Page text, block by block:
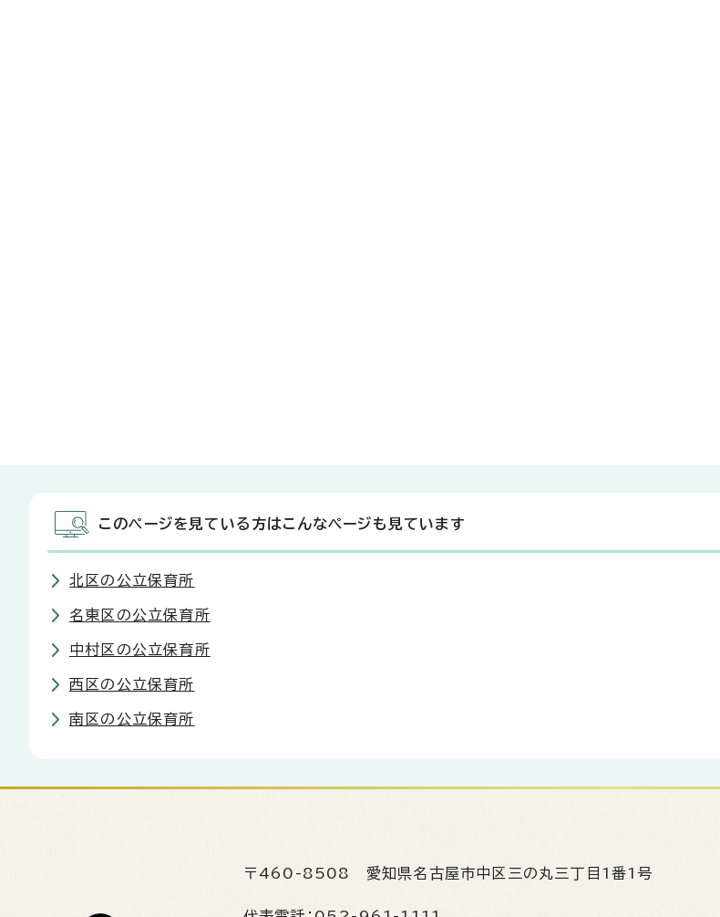
このページを見ている方はこんなページも見ています
北区の公立保育所
名東区の公立保育所
中村区の公立保育所
西区の公立保育所
南区の公立保育所
〒460-8508 愛知県名古屋市中区三の丸三丁目1番1号